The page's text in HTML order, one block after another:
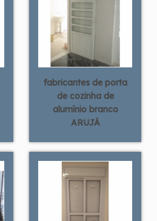
fabricantes de porta
de cozinha de
alumínio branco
ARUJÁ